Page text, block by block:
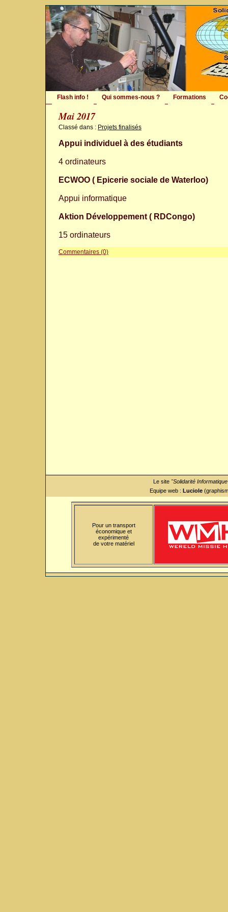
Flash info ! Qui sommes-nous ? Formations
Mai 2017
Classé dans : Projets finalisés
Appui individuel à des étudiants
4 ordinateurs
ECWOO ( Epicerie sociale de Waterloo)
Appui informatique
Aktion Développement ( RDCongo)
15 ordinateurs
Commentaires (0)
Le site "Solidarité
Equipe web : Luciole
Pour un transport
économique et
expérimenté
de votre matériel